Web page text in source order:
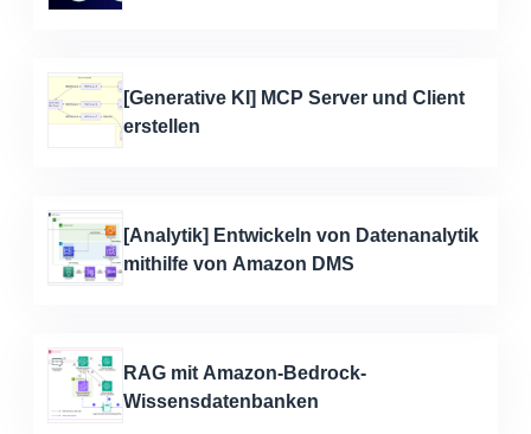
[Generative KI] MCP Server und Client
erstellen
[Analytik] Entwickeln von Datenanalytik
mithilfe von Amazon DMS
RAG mit Amazon-Bedrock-
Wissensdatenbanken